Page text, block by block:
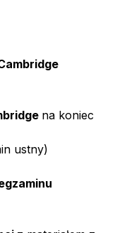
na koniec
ustny)